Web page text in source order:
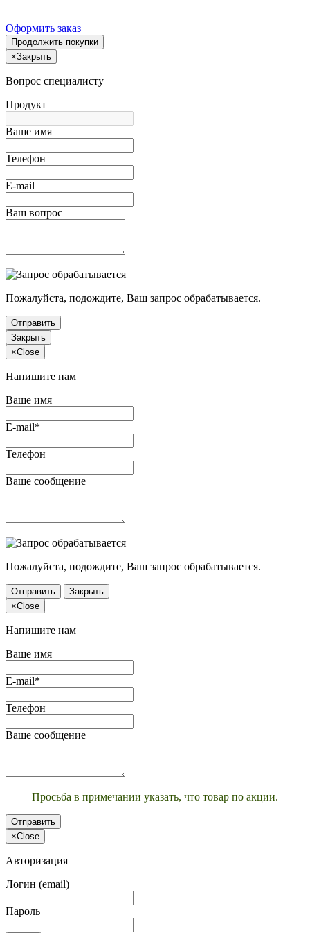
Оформить заказ
Продолжить покупки
×Закрыть
Вопрос специалисту
Продукт
Ваше имя
Телефон
E-mail
Ваш вопрос
Пожалуйста, подождите, Ваш запрос обрабатывается.
Отправить
Закрыть
×Close
Напишите нам
Ваше имя
E-mail*
Телефон
Ваше сообщение
Пожалуйста, подождите, Ваш запрос обрабатывается.
Отправить
Закрыть
×Close
Напишите нам
Ваше имя
E-mail*
Телефон
Ваше сообщение
Просьба в примечании указать, что товар по акции.
Отправить
×Close
Авторизация
Логин (email)
Пароль